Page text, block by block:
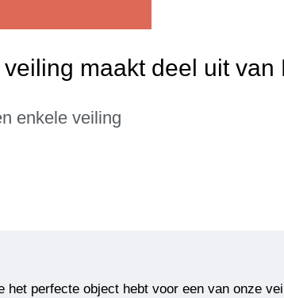
maakt deel uit van
enkele veiling
het perfecte object hebt voor een van onze